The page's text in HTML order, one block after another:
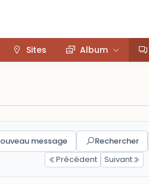
Sites Album
message Rechercher
Précédent
Suivant